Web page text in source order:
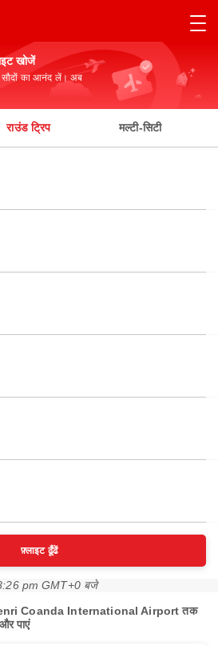
खोजें
सौदों का आनंद लें। अब
राउंड ट्रिप मल्टी-सिटी
फ़्लाइट ढूँढें
pm GMT+0 बजे
Henri Coanda International Airport तक
पाएं